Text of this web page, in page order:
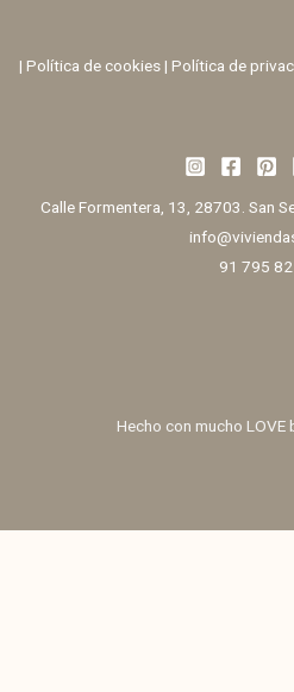
| Política de cookies| Política de
Calle Formentera, 13, 28703. San
91 795
Hecho con mucho LOVE